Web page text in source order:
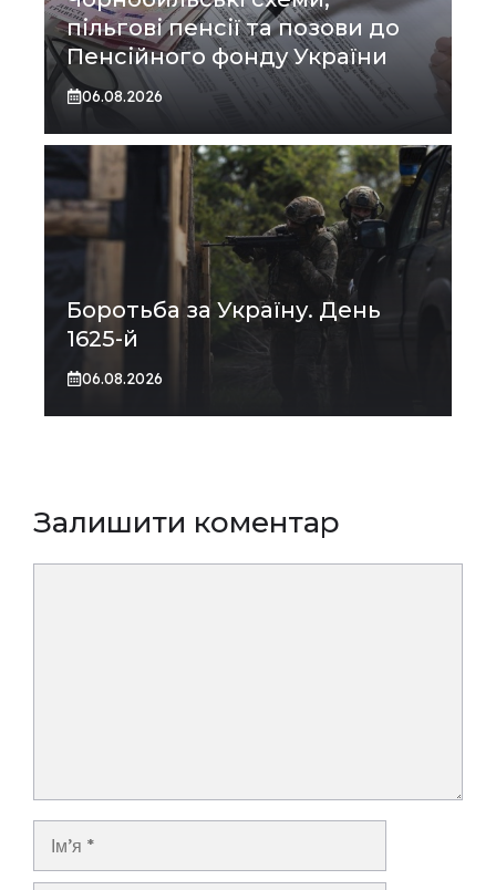
пільгові пенсії та позови до
Пенсійного фонду України
06.08.2026
Боротьба за Україну. День
1625-й
06.08.2026
Залишити коментар